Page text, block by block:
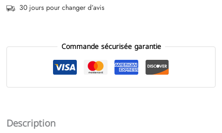
30 jours pour changer d’avis
Commande sécurisée garantie
Description